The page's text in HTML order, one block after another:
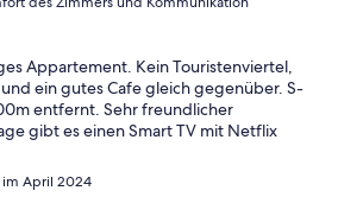
Appartement. Kein Touristenviertel,
ein gutes Cafe gleich gegenüber. S-
entfernt. Sehr freundlicher
gibt es einen Smart TV mit Netflix
April 2024